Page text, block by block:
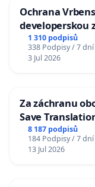
Ochrana
developerskou
1 310 podpisů
338 Podpisy / 7 dní
3 Jul 2026
Za záchranu
Save
Charles
8 187 podpisů
184 Podpisy / 7 dní
13 Jul 2026